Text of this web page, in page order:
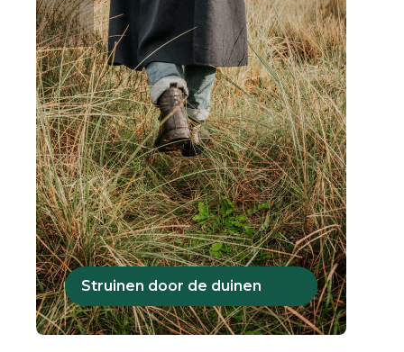
Struinen door de duinen